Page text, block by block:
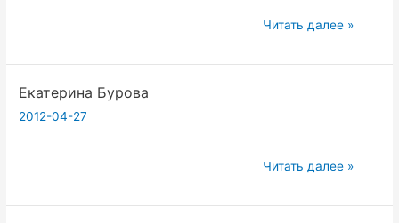
Ирина
Читать далее »
Екатерина Бурова
2012-04-27
Екатерина
Читать далее »